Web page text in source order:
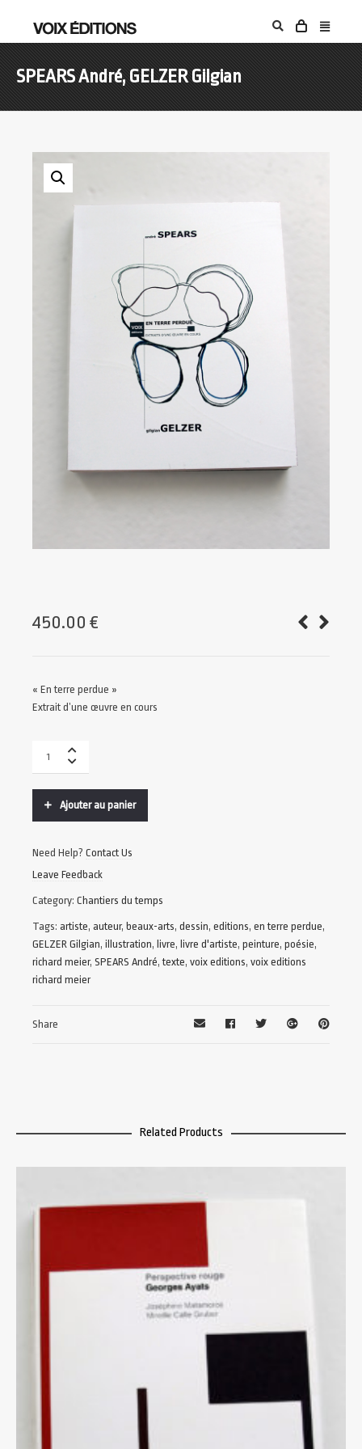
SPEARS André, GELZER Gilgian
450.00 €
« En terre perdue »
Extrait d’une œuvre en cours
Ajouter au panier
Need Help? Contact Us
Leave Feedback
Category: Chantiers du temps
Tags: artiste, auteur, beaux-arts, dessin, editions, en terre perdue,
GELZER Gilgian, illustration, livre, livre d'artiste, peinture, poésie,
richard meier, SPEARS André,texte, voix editions, voix editions
richard meier
Share
Related Products